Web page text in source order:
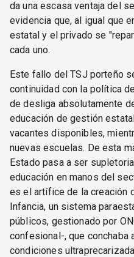
da una escasa ventaja del
evidencia que, al igual que
estatal y el privado se
cada uno.
Este fallo del TSJ porteño
continuidad con la política
de desliga absolutamente
educación de gestión
vacantes disponibles,
nuevas escuelas. De esta
Estado pasa a ser
educación en manos del
es el artífice de la creación
Infancia, un sistema
públicos, gestionado por
confesional-, que conchaba
condiciones